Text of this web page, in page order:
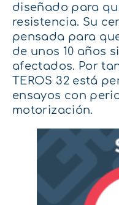
diseñado para
resistencia. Su
pensada para
de unos 10 años
afectados. Por
TEROS 32 está
ensayos con
motorización.